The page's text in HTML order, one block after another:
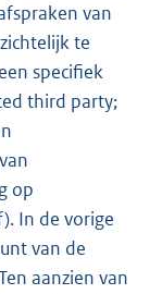
van
te
specifiek
third party;
op
In de vorige
van de
aanzien van